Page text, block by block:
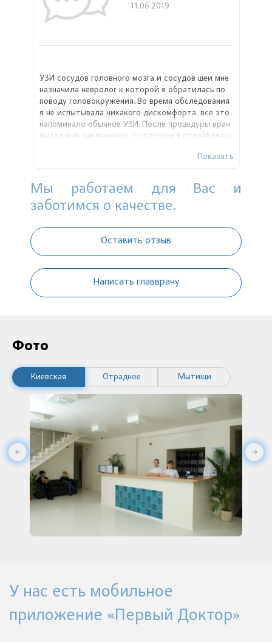
11.06.2019
УЗИ сосудов головного мозга и сосудов шеи мне
назначила невролог к которой я обратилась по
поводу головокружения. Во время обследования
я не испытывала никакого дискомфорта, все это
напоминало обычное УЗИ. После процедуры врач
выдал мне заключение, с которым я отправилась
Показать
Мы работаем для Вас и
заботимся о качестве.
Оставить отзыв
Написать главврачу
Фото
Киевская Отрадное Мытищи
У нас есть мобильное
приложение «Первый Доктор»